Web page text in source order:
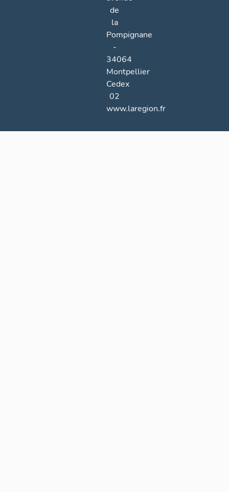
de
la
Pompignane
-
34064
Montpellier
Cedex
02
www.laregion.fr